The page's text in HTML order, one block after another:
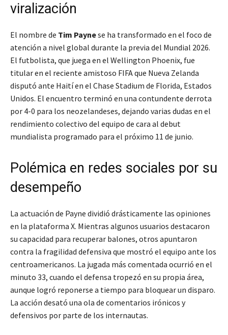
viralización
El nombre de Tim Paynese ha transformado en el foco de
atención a nivel global durante la previa del Mundial 2026.
El futbolista, que juega en el Wellington Phoenix, fue
titular en el reciente amistoso FIFA que Nueva Zelanda
disputó ante Haití en el Chase Stadium de Florida, Estados
Unidos. El encuentro terminó en una contundente derrota
por 4-0 para los neozelandeses, dejando varias dudas en el
rendimiento colectivo del equipo de cara al debut
mundialista programado para el próximo 11 de junio.
Polémica en redes sociales por su
desempeño
La actuación de Payne dividió drásticamente las opiniones
en la plataforma X. Mientras algunos usuarios destacaron
su capacidad para recuperar balones, otros apuntaron
contra la fragilidad defensiva que mostró el equipo ante los
centroamericanos. La jugada más comentada ocurrió en el
minuto 33, cuando el defensa tropezó en su propia área,
aunque logró reponerse a tiempo para bloquear un disparo.
La acción desató una ola de comentarios irónicos y
defensivos por parte de los internautas.